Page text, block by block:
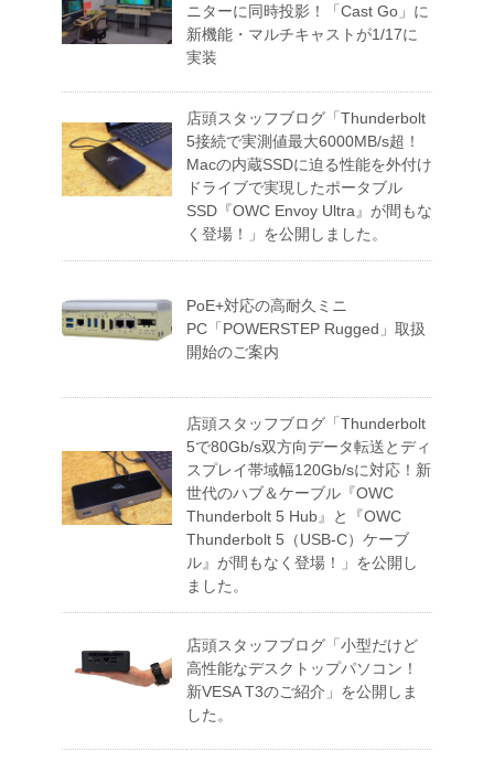
ニターに同時投影！「Cast Go」に
新機能・マルチキャストが1/17に
実装
店頭スタッフブログ「Thunderbolt
5接続で実測値最大6000MB/s超！
Macの内蔵SSDに迫る性能を外付け
ドライブで実現したポータブル
SSD『OWC Envoy Ultra』が間もな
く登場！」を公開しました。
PoE+対応の高耐久ミニ
PC「POWERSTEP Rugged」取扱
開始のご案内
店頭スタッフブログ「Thunderbolt
5で80Gb/s双方向データ転送とディ
スプレイ帯域幅120Gb/sに対応！新
世代のハブ＆ケーブル『OWC
Thunderbolt 5 Hub』と『OWC
Thunderbolt 5（USB-C）ケーブ
ル』が間もなく登場！」を公開し
ました。
店頭スタッフブログ「小型だけど
高性能なデスクトップパソコン！
新VESA T3のご紹介」を公開しま
した。